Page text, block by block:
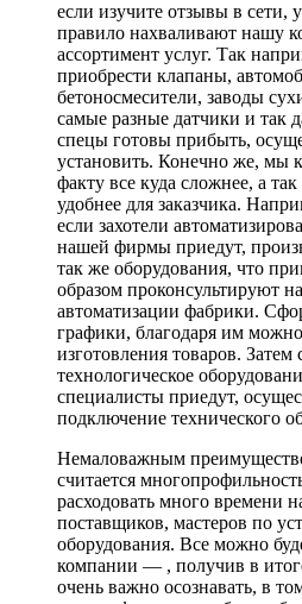
если изучите отзывы в сети,
правило нахваливают нашу
ассортимент услуг. Так
приобрести клапаны,
бетоносмесители, заводы
самые разные датчики и так
спецы готовы прибыть,
установить. Конечно же, мы
факту все куда сложнее, а
удобнее для заказчика.
если захотели
нашей фирмы приедут,
так же оборудования, что
образом проконсультируют
автоматизации фабрики.
графики, благодаря им
изготовления товаров.
технологическое
специалисты приедут,
подключение технического
Немаловажным
считается
расходовать много времени
поставщиков, мастеров по
оборудования. Все можно
компании — , получив в
очень важно осознавать, в